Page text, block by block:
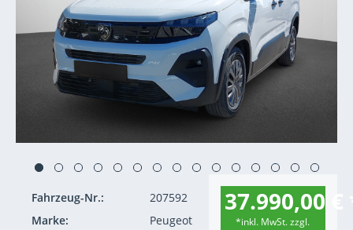
Fahrzeug-Nr.:
207592
Marke:
Peugeot
37.990,00 €
*inkl. MwSt. zzgl.